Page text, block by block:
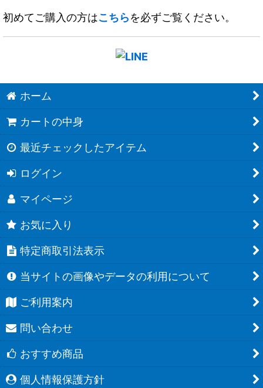
初めてご購入の方はこちらを必ずご覧ください。
ホーム
カートの中身
最近チェックしたアイテム
ログイン
マイページ
お気に入り
特定商取引法表示
当サイトの画像やデータの利用について
ご利用案内
問い合わせ
おすすめ商品
個人情報保護方針